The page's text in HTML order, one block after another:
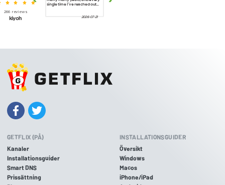
GETFLIX (PÅ)
Kanaler
Installationsguider
Smart DNS
Prissättning
INSTALLATIONSGUIDER
Översikt
Windows
Macos
iPhone/iPad